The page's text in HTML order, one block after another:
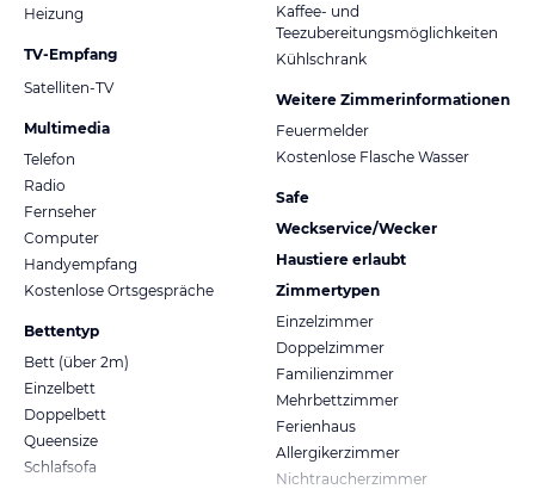
Heizung
TV-Empfang
Satelliten-TV
Multimedia
Telefon
Radio
Fernseher
Computer
Handyempfang
Kostenlose Ortsgespräche
Bettentyp
Bett (über 2m)
Einzelbett
Doppelbett
Queensize
Schlafsofa
Kaffee- und
Teezubereitungsmöglichkeiten
Kühlschrank
Weitere Zimmerinformationen
Feuermelder
Kostenlose Flasche Wasser
Safe
Weckservice/Wecker
Haustiere erlaubt
Zimmertypen
Einzelzimmer
Doppelzimmer
Familienzimmer
Mehrbettzimmer
Ferienhaus
Allergikerzimmer
Nichtraucherzimmer